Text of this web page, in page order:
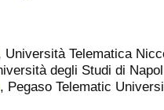
Università Telematica
degli Studi di
, Pegaso Telematic